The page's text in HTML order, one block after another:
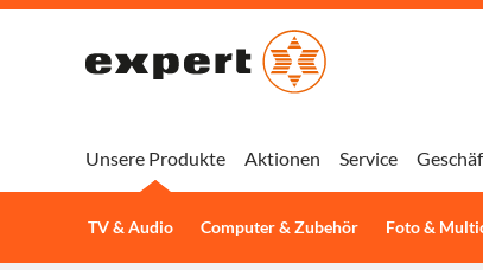
Unsere Produkte
TV & Audio Computer & Zubehör Foto &
Aktionen Service